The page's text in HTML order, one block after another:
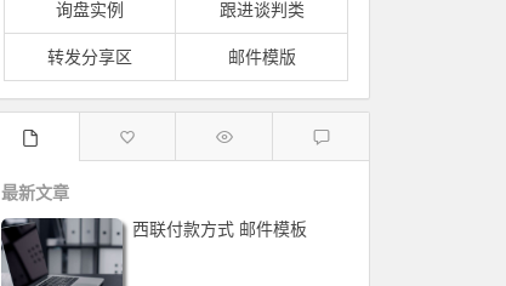
询盘实例 跟进谈判类
转发分享区 邮件模版
最新文章
西联付款方式 邮件模板